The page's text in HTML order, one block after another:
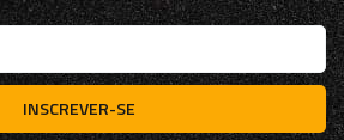
INSCREVER-SE